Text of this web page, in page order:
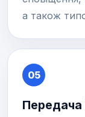
а також
05
Передача